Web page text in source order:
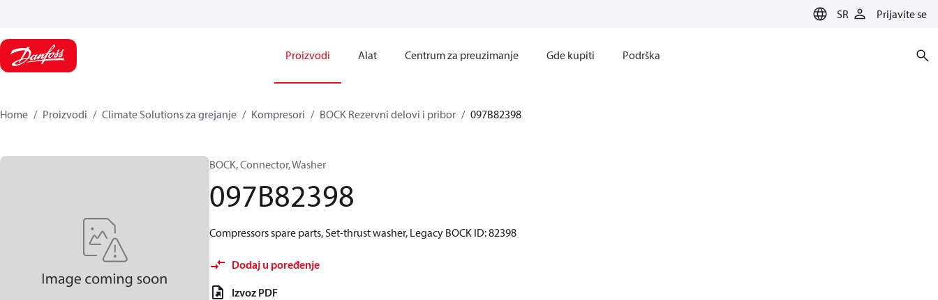
SR Prijavite se
Proizvodi Alat Centrum za preuzimanje Gde kupiti Podrška
Home Proizvodi Climate Solutions za grejanje Kompresori BOCK Rezervni delovi i pribor 097B82398
BOCK, Connector, Washer
097B82398
Compressors spare parts, Set-thrust washer, Legacy BOCK ID: 82398
Dodaj u poređenje
Izvoz PDF